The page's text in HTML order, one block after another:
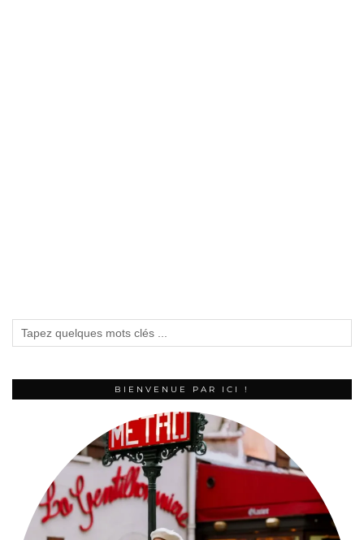
BIENVENUE PAR ICI !